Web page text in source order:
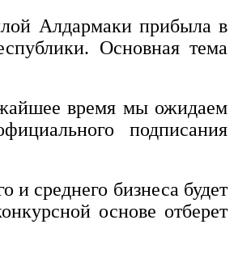
Алдармаки прибыла в
Основная тема
время мы ожидаем
подписания
и среднего бизнеса будет
основе отберет